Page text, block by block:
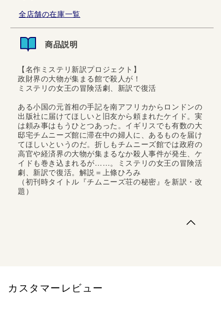
全店舗の在庫一覧
に滞在中の婦人に、あるものを届けて...
商品説明
【名作ミステリ新訳プロジェクト】
政財界の大物が集まる館で殺人が！
ミステリの女王の冒険活劇、新訳で復活
ある小国の元首相の手記を南アフリカからロンドンの
出版社に届けてほしいと旧友から頼まれたケイド。実
は頼み事はもうひとつあった。イギリスでも有数の大
邸宅チムニーズ館に滞在中の婦人に、あるものを届け
てほしいというのだ。折しもチムニーズ館では政府の
高官や経済界の大物が集まるなか殺人事件が発生、ケ
イドも巻き込まれるが……。ミステリの女王の冒険活
劇、新訳で復活。解説＝上條ひろみ
（初刊時タイトル『チムニーズ荘の秘密』を新訳・改
題）
カスタマーレビュー